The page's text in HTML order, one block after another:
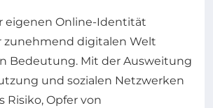
eigenen Online-Identität
zunehmend digitalen Welt
Bedeutung. Mit der Ausweitung
und sozialen Netzwerken
Risiko, Opfer von